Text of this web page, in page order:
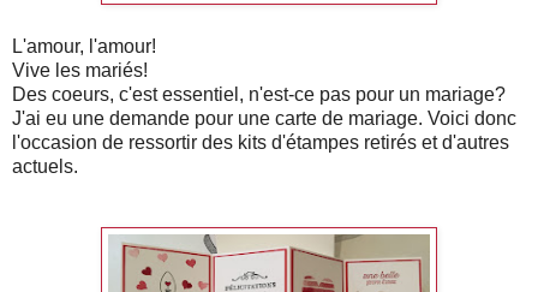
L'amour, l'amour!
Vive les mariés!
Des coeurs, c'est essentiel, n'est-ce pas pour un mariage?
J'ai eu une demande pour une carte de mariage. Voici donc
l'occasion de ressortir des kits d'étampes retirés et d'autres
actuels.